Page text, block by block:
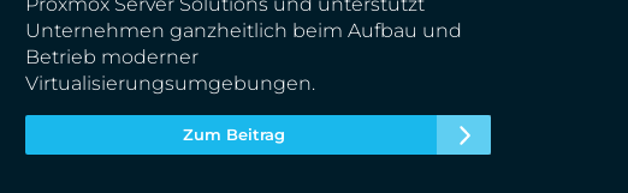
Unternehmen ganzheitlich beim Aufbau und
Betrieb moderner
Virtualisierungsumgebungen.
Zum Beitrag